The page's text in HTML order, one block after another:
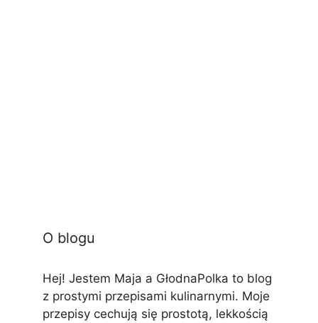
O blogu
Hej! Jestem Maja a GłodnaPolka to blog
z prostymi przepisami kulinarnymi. Moje
przepisy cechują się prostotą, lekkością